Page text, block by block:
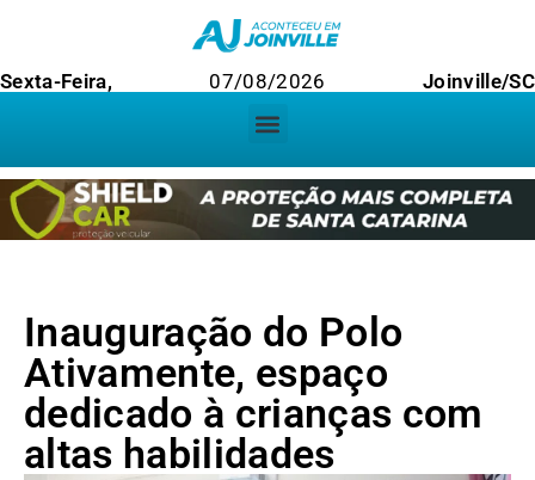
Sexta-Feira, 07/08/2026 Joinville/SC
Inauguração do Polo
Ativamente, espaço
dedicado à crianças com
altas habilidades